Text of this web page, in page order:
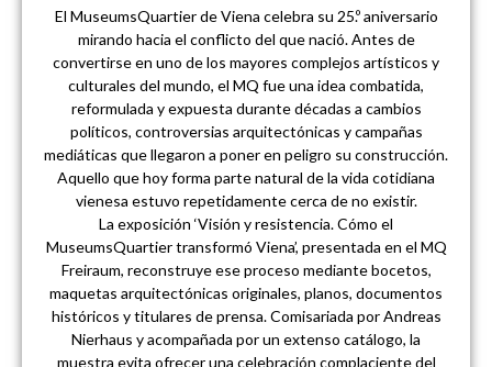
El MuseumsQuartier de Viena celebra su 25.º aniversario
mirando hacia el conflicto del que nació. Antes de
convertirse en uno de los mayores complejos artísticos y
culturales del mundo, el MQ fue una idea combatida,
reformulada y expuesta durante décadas a cambios
políticos, controversias arquitectónicas y campañas
mediáticas que llegaron a poner en peligro su construcción.
Aquello que hoy forma parte natural de la vida cotidiana
vienesa estuvo repetidamente cerca de no existir.
La exposición ‘Visión y resistencia. Cómo el
MuseumsQuartier transformó Viena’, presentada en el MQ
Freiraum, reconstruye ese proceso mediante bocetos,
maquetas arquitectónicas originales, planos, documentos
históricos y titulares de prensa. Comisariada por Andreas
Nierhaus y acompañada por un extenso catálogo, la
muestra evita ofrecer una celebración complaciente del